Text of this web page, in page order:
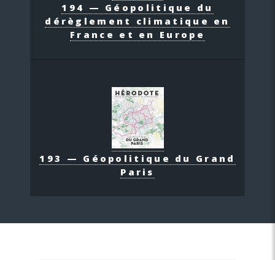
194 — Géopolitique du
dérèglement climatique en
France et en Europe
193 — Géopolitique du Grand
Paris